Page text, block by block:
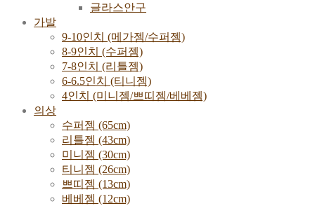
글라스안구
가발
9-10인치 (메가젬/수퍼젬)
8-9인치 (수퍼젬)
7-8인치 (리틀젬)
6-6.5인치 (티니젬)
4인치 (미니젬/쁘띠젬/베베젬)
의상
수퍼젬 (65cm)
리틀젬 (43cm)
미니젬 (30cm)
티니젬 (26cm)
쁘띠젬 (13cm)
베베젬 (12cm)